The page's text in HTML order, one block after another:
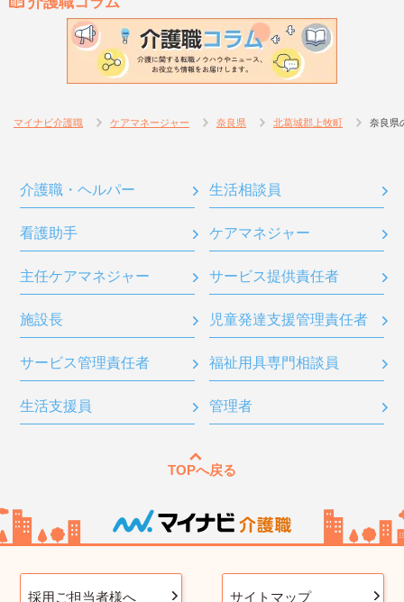
マイナビ介護職 ケアマネージャー 奈良県 北葛城郡上牧町 奈良県
介護職・ヘルパー 生活相談員
看護助手 ケアマネジャー
主任ケアマネジャー サービス提供責任者
施設長 児童発達支援管理責任者
サービス管理責任者 福祉用具専門相談員
生活支援員 管理者
TOPへ戻る
採用ご担当者様へ サイトマップ